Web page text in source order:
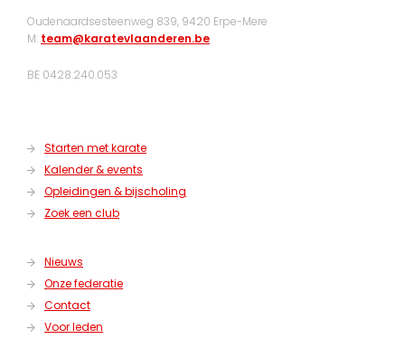
Oudenaardsesteenweg 839, 9420 Erpe-Mere
M: team@karatevlaanderen.be
BE 0428.240.053
Starten met karate
Kalender & events
Opleidingen & bijscholing
Zoek een club
Nieuws
Onze federatie
Contact
Voor leden